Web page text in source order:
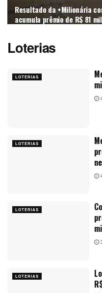
Resultado da +Milionária
acumula prêmio de R$ 81
Loterias
LOTERIAS
LOTERIAS
LOTERIAS
LOTERIAS